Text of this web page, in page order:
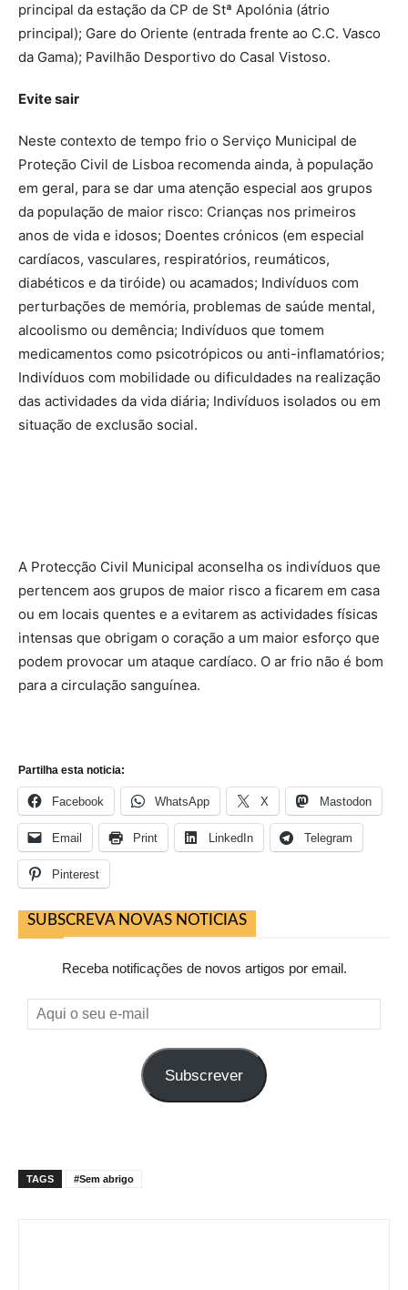
principal da estação da CP de Stª Apolónia (átrio
principal); Gare do Oriente (entrada frente ao C.C. Vasco
da Gama); Pavilhão Desportivo do Casal Vistoso.
Evite sair
Neste contexto de tempo frio o Serviço Municipal de
Proteção Civil de Lisboa recomenda ainda, à população
em geral, para se dar uma atenção especial aos grupos
da população de maior risco: Crianças nos primeiros
anos de vida e idosos; Doentes crónicos (em especial
cardíacos, vasculares, respiratórios, reumáticos,
diabéticos e da tiróide) ou acamados; Indivíduos com
perturbações de memória, problemas de saúde mental,
alcoolismo ou demência; Indivíduos que tomem
medicamentos como psicotrópicos ou anti-inflamatórios;
Indivíduos com mobilidade ou dificuldades na realização
das actividades da vida diária; Indivíduos isolados ou em
situação de exclusão social.
A Protecção Civil Municipal aconselha os indivíduos que
pertencem aos grupos de maior risco a ficarem em casa
ou em locais quentes e a evitarem as actividades físicas
intensas que obrigam o coração a um maior esforço que
podem provocar um ataque cardíaco. O ar frio não é bom
para a circulação sanguínea.
Partilha esta noticia:
Facebook WhatsApp X Mastodon
Email Print LinkedIn Telegram
Pinterest
SUBSCREVA NOVAS NOTICIAS
Receba notificações de novos artigos por email.
Aqui
o
Subscrever
TAGS #Sem abrigo